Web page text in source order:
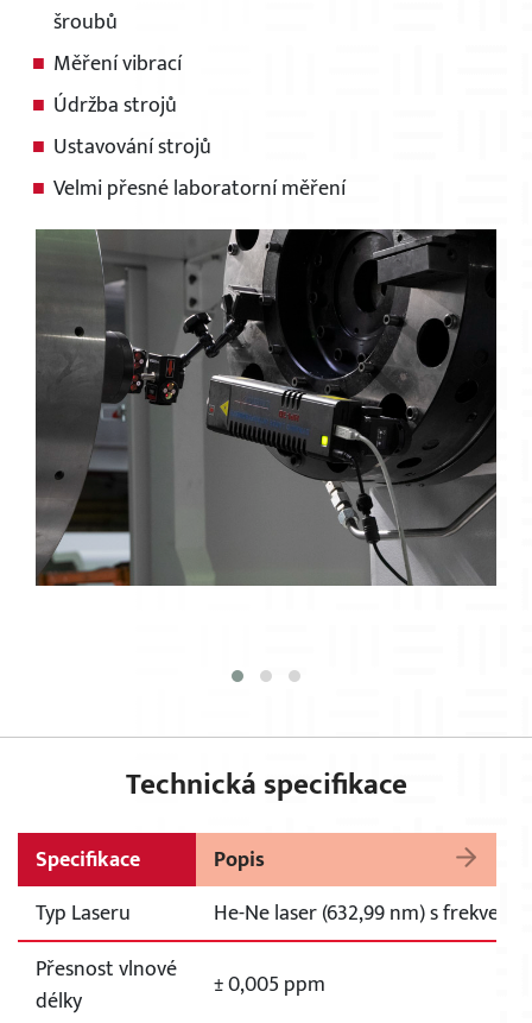
šroubů
Měření vibrací
Údržba strojů
Ustavování strojů
Velmi přesné laboratorní měření
Technická specifikace
Specifikace
Popis
Typ Laseru
He-Ne laser (632,99 nm) s
Přesnost vlnové
délky
± 0,005 ppm